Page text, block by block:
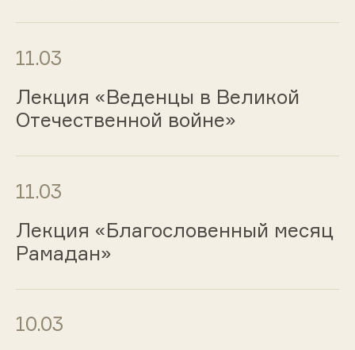
11.03
Лекция «Веденцы в Великой
Отечественной войне»
11.03
Лекция «Благословенный месяц
Рамадан»
10.03